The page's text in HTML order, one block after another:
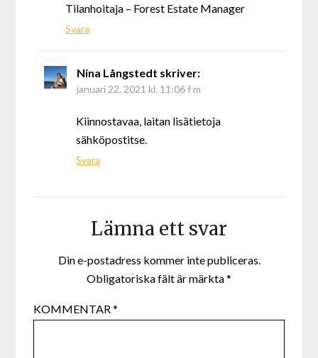
Tilanhoitaja – Forest Estate Manager
Svara
Nina Långstedt skriver:
januari 22, 2021 kl. 11:06 f m
Kiinnostavaa, laitan lisätietoja
sähköpostitse.
Svara
Lämna ett svar
Din e-postadress kommer inte publiceras.
Obligatoriska fält är märkta*
KOMMENTAR*